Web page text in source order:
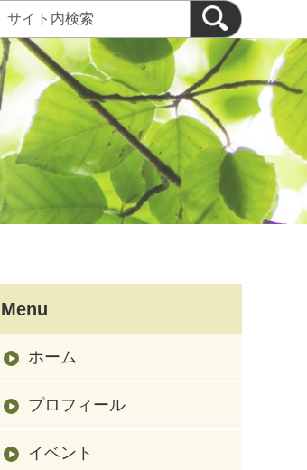
Menu
ホーム
プロフィール
イベント